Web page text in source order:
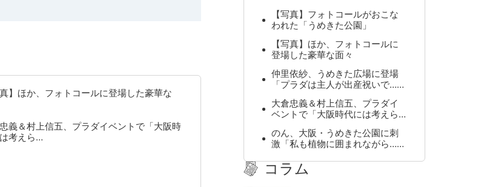
真】ほか、フォトコールに登場した豪華な
義＆村上信五、プラダイベントで「大阪時
考えら…
【写真】フォトコールがおこな
われた「うめきた公園」
【写真】ほか、フォトコールに
登場した豪華な面々
仲里依紗、うめきた広場に登場
「プラダは主人が出産祝いで……
大倉忠義＆村上信五、プラダイ
ベントで「大阪時代には考えら…
のん、大阪・うめきた公園に刺
激「私も植物に囲まれながら……
コラム